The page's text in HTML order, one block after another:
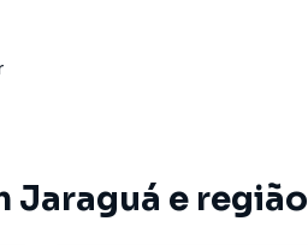
Jaraguá e região